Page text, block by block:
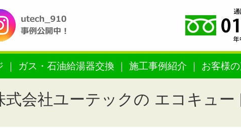
ガス・石油給湯器交換 施工事例紹介 お客様
式会社ユーテックの エコキュー